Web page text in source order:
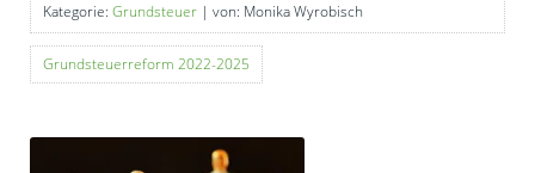
Kategorie: Grundsteuer | von: Monika Wyrobisch
Grundsteuerreform 2022-2025